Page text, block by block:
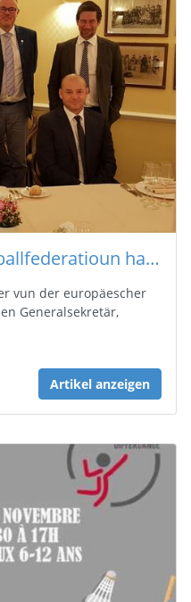
D'Lëtzebuerger Handballfederatioun hat leschte Méindeg héije Besuch.
vun der europäescher
Generalsekretär,
Artikel anzeigen